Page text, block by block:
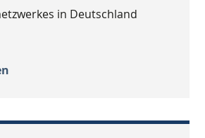
in Deutschland